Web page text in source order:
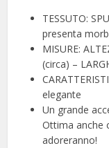
TESSUTO:
presenta
MISURE:
(circa) –
elegante
Un grande
Ottima anche
adoreranno!